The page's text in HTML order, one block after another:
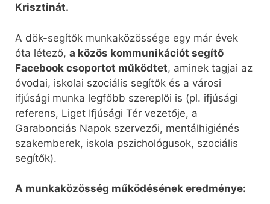
Krisztinát.
A dök-segítők munkaközössége egy már évek
óta létező, a közös kommunikációt segítő
Facebook csoportot működtet, aminek tagjai az
óvodai, iskolai szociális segítők és a városi
ifjúsági munka legfőbb szereplői is (pl. ifjúsági
referens, Liget Ifjúsági Tér vezetője, a
Garabonciás Napok szervezői, mentálhigiénés
szakemberek, iskola pszichológusok, szociális
segítők).
A munkaközösség működésének eredménye: